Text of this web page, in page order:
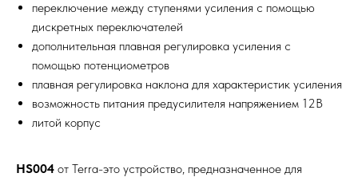
переключение между ступенями усиления с помощью
дискретных переключателей
дополнительная плавная регулировка усиления с
помощью потенциометров
плавная регулировка наклона для характеристик усиления
возможность питания предусилителя напряжением 12В
литой корпус
HS004 от Terra-это устройство, предназначенное для